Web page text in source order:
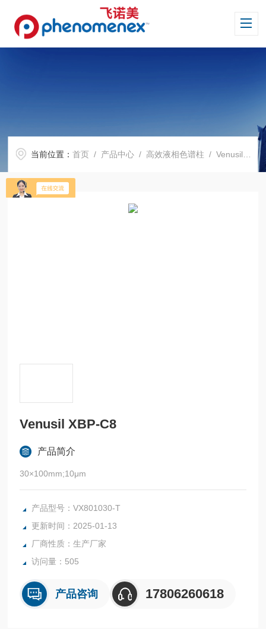
当前位置：首页 / 产品中心 / 高效液相色谱柱 /Venusil 系列色谱柱
Venusil XBP-C8
产品简介
30×100mm;10μm
产品型号：VX801030-T
更新时间：2025-01-13
厂商性质：生产厂家
访问量：505
产品咨询 17806260618